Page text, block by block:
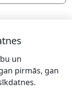
un
pirmās, gan